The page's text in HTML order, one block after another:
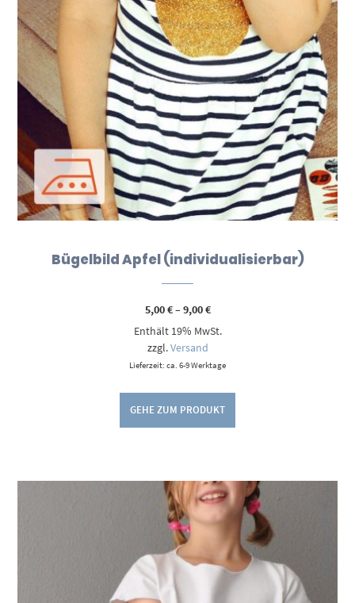
Bügelbild Apfel (individualisierbar)
5,00€–9,00€Preisspanne:
bis
Enthält 19% MwSt.
zzgl.Versand
Lieferzeit: ca. 6-9 Werktage
GEHE ZUM PRODUKT